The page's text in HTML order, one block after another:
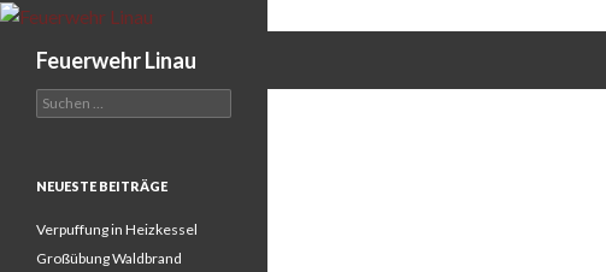
Feuerwehr Linau
Suchen
nach:
NEUESTE BEITRÄGE
Verpuffung in Heizkessel
Großübung Waldbrand